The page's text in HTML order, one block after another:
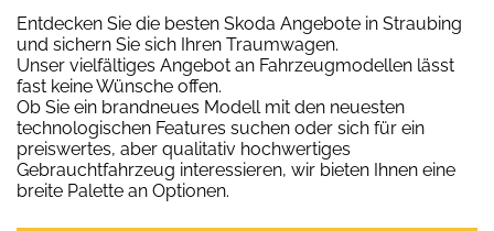
Entdecken Sie die besten Skoda Angebote in Straubing
und sichern Sie sich Ihren Traumwagen.
Unser vielfältiges Angebot an Fahrzeugmodellen lässt
fast keine Wünsche offen.
Ob Sie ein brandneues Modell mit den neuesten
technologischen Features suchen oder sich für ein
preiswertes, aber qualitativ hochwertiges
Gebrauchtfahrzeug interessieren, wir bieten Ihnen eine
breite Palette an Optionen.